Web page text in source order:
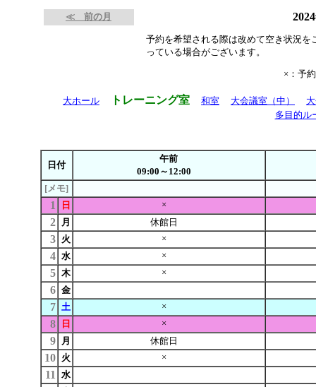
≪ 前の月
予約を希望される際は改めて空き状況
っている場合がございます。
×：予
大ホール トレーニング室 和室 大会議室（中）
多目的ル
日付
午前
09:00～12:00
[メモ]
1 日 ×
2 月 休館日
3 火 ×
4 水 ×
5 木 ×
6 金
7 土 ×
8 日 ×
9 月 休館日
10 火 ×
11 水